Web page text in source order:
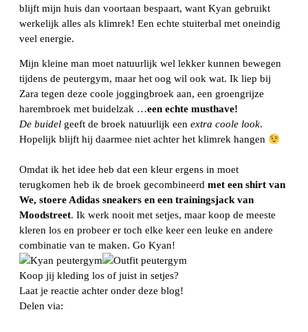
blijft mijn huis dan voortaan bespaart, want Kyan gebruikt
werkelijk alles als klimrek! Een echte stuiterbal met oneindig
veel energie.
Mijn kleine man moet natuurlijk wel lekker kunnen bewegen
tijdens de peutergym, maar het oog wil ook wat. Ik liep bij
Zara tegen deze coole joggingbroek aan, een groengrijze
harembroek met buidelzak …een echte musthave!
De buidel geeft de broek natuurlijk een extra coole look.
Hopelijk blijft hij daarmee niet achter het klimrek hangen
Omdat ik het idee heb dat een kleur ergens in moet
terugkomen heb ik de broek gecombineerd met een shirt van
We, stoere Adidas sneakers en een trainingsjack van
Moodstreet. Ik werk nooit met setjes, maar koop de meeste
kleren los en probeer er toch elke keer een leuke en andere
combinatie van te maken. Go Kyan!
Koop jij kleding los of juist in setjes?
Laat je reactie achter onder deze blog!
Delen via: